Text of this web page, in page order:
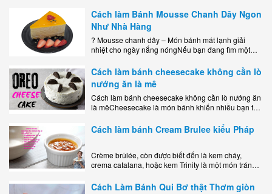
mà còn là lựa chọn hoàn hảo cho..
Cách làm Bánh Mousse Chanh Dây Ngon
Như Nhà Hàng
? Mousse chanh dây – Món bánh mát lạnh giải
món tráng miệng vừa đẹp mắt, vừa ngon miệng lại
dễ..
Cách làm bánh cheesecake không cần lò
nướng ăn là mê
Cách làm bánh cheesecake không cần lò nướng ăn
mê mẩn nhờ hương vị béo ngậy, ngọt ngào của lớp
Crème brûlée, còn được biết đến là kem cháy,
miệng bao gồm một lớp đế custard béo phủ với một